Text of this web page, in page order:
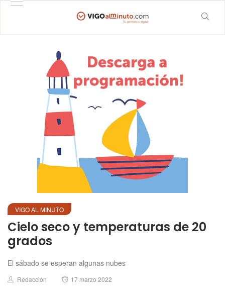
VIGO AL MINUTO
Cielo seco y temperaturas de 20
grados
El sábado se esperan algunas nubes
Author
Redacción
Posted
17 marzo 2022